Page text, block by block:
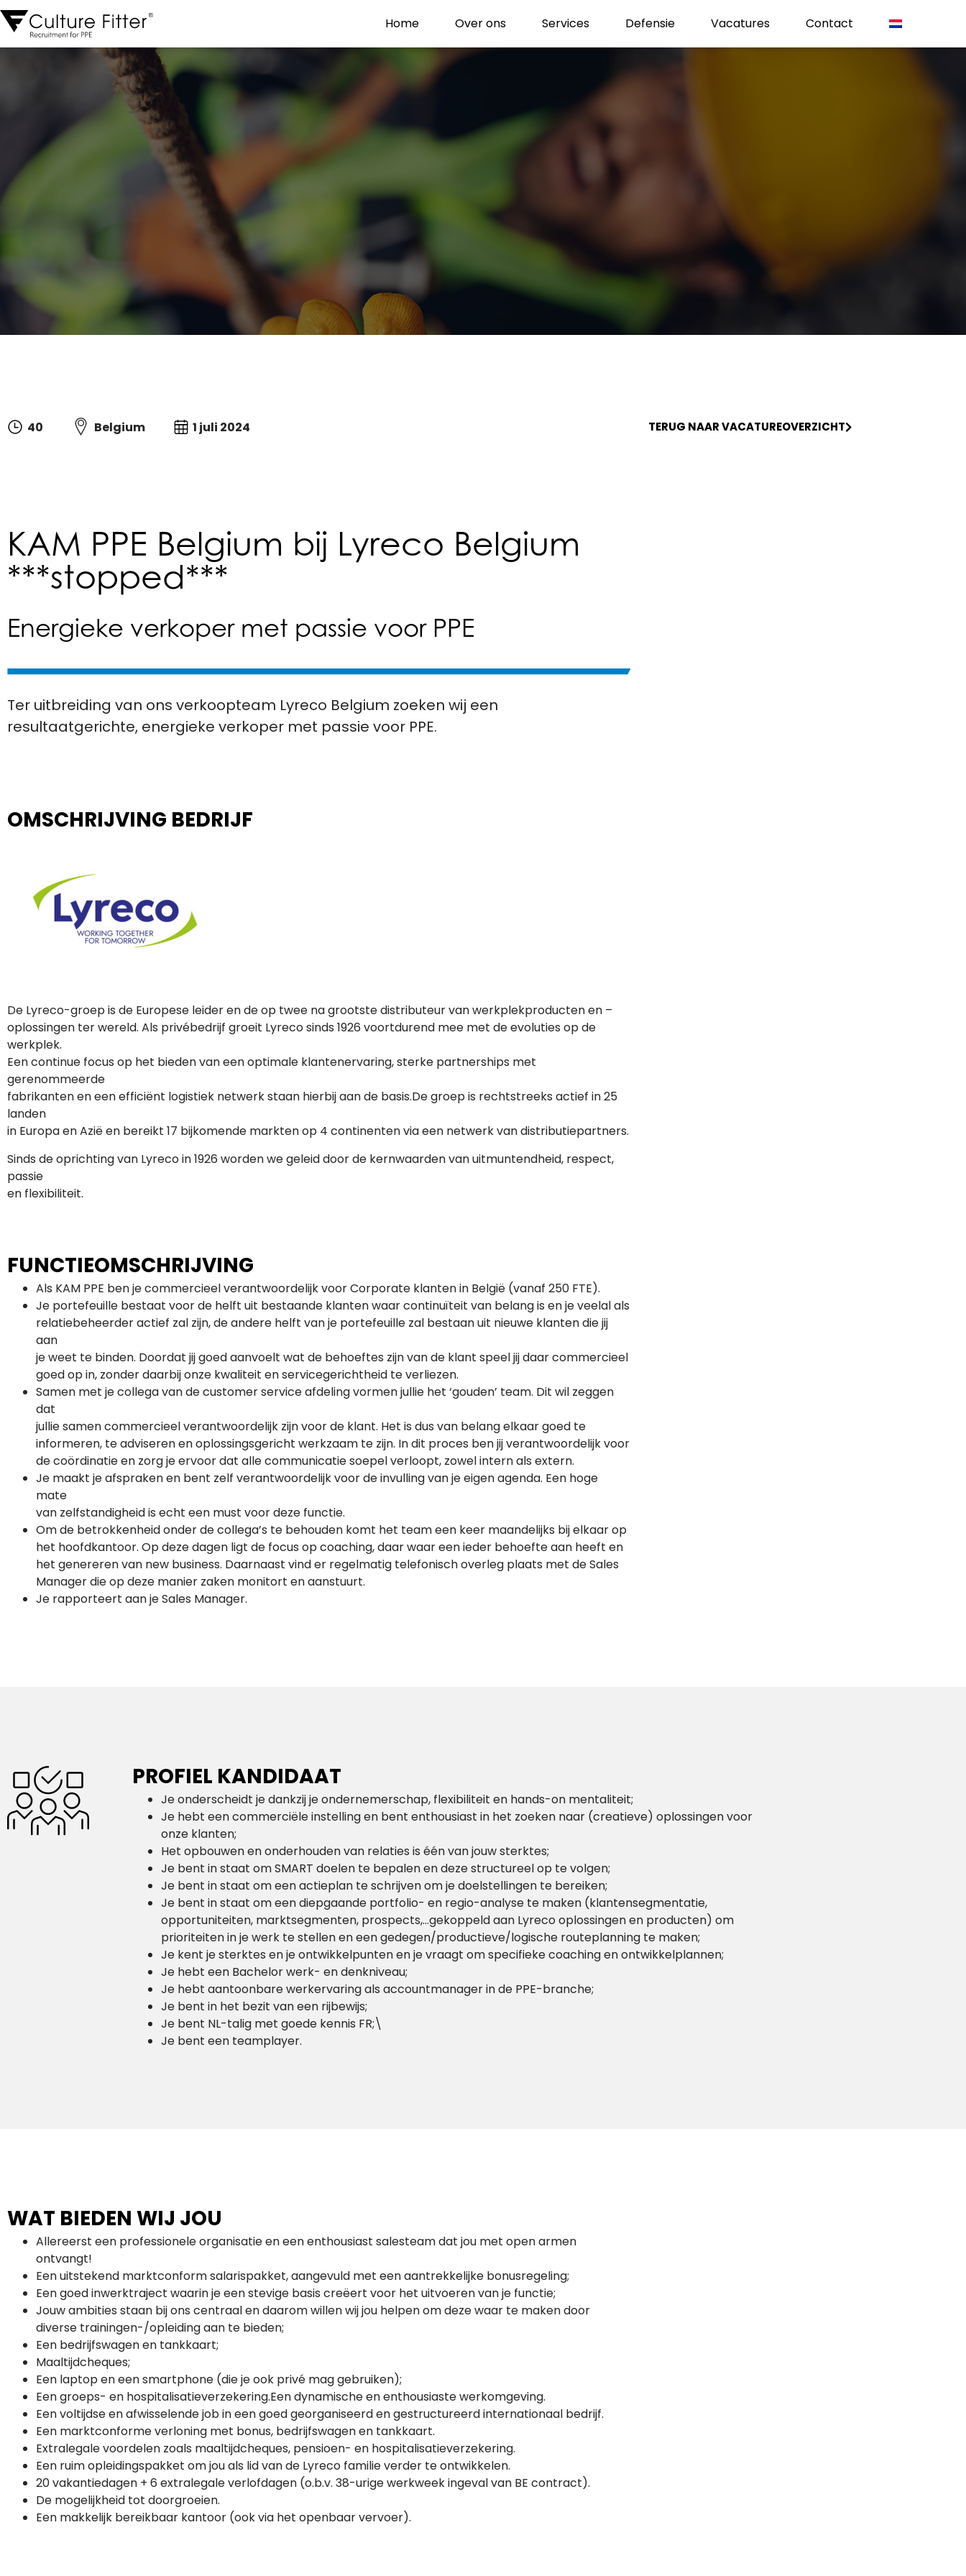
Home Over ons Services Defensie Vacatures Contact
40 Belgium 1 juli 2024 TERUG NAAR VACATUREOVERZICHT
KAM PPE Belgium bij Lyreco Belgium
***stopped***
Energieke verkoper met passie voor PPE
Ter uitbreiding van ons verkoopteam Lyreco Belgium zoeken wij een
resultaatgerichte, energieke verkoper met passie voor PPE.
OMSCHRIJVING BEDRIJF
De Lyreco-groep is de Europese leider en de op twee na grootste distributeur van werkplekproducten en –
oplossingen ter wereld. Als privébedrijf groeit Lyreco sinds 1926 voortdurend mee met de evoluties op de
werkplek.
Een continue focus op het bieden van een optimale klantenervaring, sterke partnerships met
gerenommeerde
fabrikanten en een efficiënt logistiek netwerk staan hierbij aan de basis.De groep is rechtstreeks actief in 25
landen
in Europa en Azië en bereikt 17 bijkomende markten op 4 continenten via een netwerk van distributiepartners.
Sinds de oprichting van Lyreco in 1926 worden we geleid door de kernwaarden van uitmuntendheid, respect,
passie
en flexibiliteit.
FUNCTIEOMSCHRIJVING
Als KAM PPE ben je commercieel verantwoordelijk voor Corporate klanten in België (vanaf 250 FTE).
Je portefeuille bestaat voor de helft uit bestaande klanten waar continuïteit van belang is en je veelal als
relatiebeheerder actief zal zijn, de andere helft van je portefeuille zal bestaan uit nieuwe klanten die jij
aan
je weet te binden. Doordat jij goed aanvoelt wat de behoeftes zijn van de klant speel jij daar commercieel
goed op in, zonder daarbij onze kwaliteit en servicegerichtheid te verliezen.
Samen met je collega van de customer service afdeling vormen jullie het ‘gouden’ team. Dit wil zeggen
dat
jullie samen commercieel verantwoordelijk zijn voor de klant. Het is dus van belang elkaar goed te
informeren, te adviseren en oplossingsgericht werkzaam te zijn. In dit proces ben jij verantwoordelijk voor
de coördinatie en zorg je ervoor dat alle communicatie soepel verloopt, zowel intern als extern.
Je maakt je afspraken en bent zelf verantwoordelijk voor de invulling van je eigen agenda. Een hoge
mate
van zelfstandigheid is echt een must voor deze functie.
Om de betrokkenheid onder de collega’s te behouden komt het team een keer maandelijks bij elkaar op
het hoofdkantoor. Op deze dagen ligt de focus op coaching, daar waar een ieder behoefte aan heeft en
het genereren van new business. Daarnaast vind er regelmatig telefonisch overleg plaats met de Sales
Manager die op deze manier zaken monitort en aanstuurt.
Je rapporteert aan je Sales Manager.
PROFIEL KANDIDAAT
Je onderscheidt je dankzij je ondernemerschap, flexibiliteit en hands-on mentaliteit;
Je hebt een commerciële instelling en bent enthousiast in het zoeken naar (creatieve) oplossingen voor
onze klanten;
Het opbouwen en onderhouden van relaties is één van jouw sterktes;
Je bent in staat om SMART doelen te bepalen en deze structureel op te volgen;
Je bent in staat om een actieplan te schrijven om je doelstellingen te bereiken;
Je bent in staat om een diepgaande portfolio- en regio-analyse te maken (klantensegmentatie,
opportuniteiten, marktsegmenten, prospects,…gekoppeld aan Lyreco oplossingen en producten) om
prioriteiten in je werk te stellen en een gedegen/productieve/logische routeplanning te maken;
Je kent je sterktes en je ontwikkelpunten en je vraagt om specifieke coaching en ontwikkelplannen;
Je hebt een Bachelor werk- en denkniveau;
Je hebt aantoonbare werkervaring als accountmanager in de PPE-branche;
Je bent in het bezit van een rijbewijs;
Je bent NL-talig met goede kennis FR;\
Je bent een teamplayer.
WAT BIEDEN WIJ JOU
Allereerst een professionele organisatie en een enthousiast salesteam dat jou met open armen
ontvangt!
Een uitstekend marktconform salarispakket, aangevuld met een aantrekkelijke bonusregeling;
Een goed inwerktraject waarin je een stevige basis creëert voor het uitvoeren van je functie;
Jouw ambities staan bij ons centraal en daarom willen wij jou helpen om deze waar te maken door
diverse trainingen-/opleiding aan te bieden;
Een bedrijfswagen en tankkaart;
Maaltijdcheques;
Een laptop en een smartphone (die je ook privé mag gebruiken);
Een groeps- en hospitalisatieverzekering.Een dynamische en enthousiaste werkomgeving.
Een voltijdse en afwisselende job in een goed georganiseerd en gestructureerd internationaal bedrijf.
Een marktconforme verloning met bonus, bedrijfswagen en tankkaart.
Extralegale voordelen zoals maaltijdcheques, pensioen- en hospitalisatieverzekering.
Een ruim opleidingspakket om jou als lid van de Lyreco familie verder te ontwikkelen.
20 vakantiedagen + 6 extralegale verlofdagen (o.b.v. 38-urige werkweek ingeval van BE contract).
De mogelijkheid tot doorgroeien.
Een makkelijk bereikbaar kantoor (ook via het openbaar vervoer).